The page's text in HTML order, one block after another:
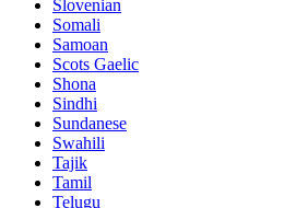
Slovenian
Somali
Samoan
Scots Gaelic
Shona
Sindhi
Sundanese
Swahili
Tajik
Tamil
Telugu